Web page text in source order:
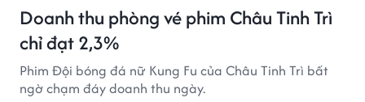
Doanh thu phòng vé phim Châu Tinh Trì
chỉ đạt 2,3%
Phim Đội bóng đá nữ Kung Fu của Châu Tinh Trì bất
ngờ chạm đáy doanh thu ngày.